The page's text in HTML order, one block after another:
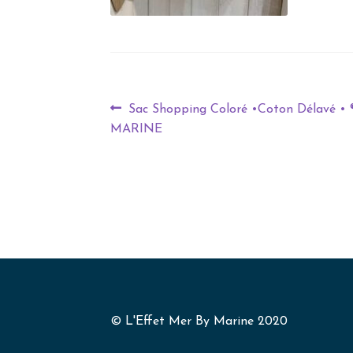
Sac Shopping Coloré •Coton Délavé •
MARINE
© L'Effet Mer By Marine 2020